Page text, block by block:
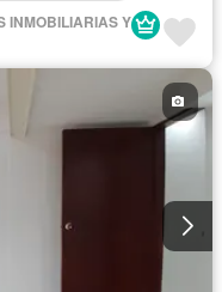
INMOBILIARIAS Y